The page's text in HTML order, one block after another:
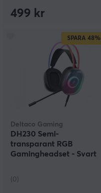
499 kr
SPARA 48%
Deltaco Gaming
DH230 Semi-
transparant RGB
Gamingheadset - Svart
(0)